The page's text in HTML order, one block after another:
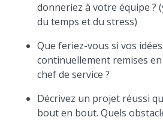
donneriez à votre équipe ?
du temps et du stress)
Que feriez-vous si vos
continuellement remises
chef de service ?
Décrivez un projet réussi
bout en bout. Quels